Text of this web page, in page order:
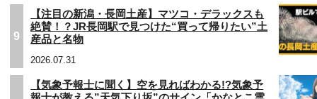
9
【注目の新潟・長岡土産】マツコ・デラックスも
絶賛！？JR長岡駅で見つけた“買って帰りたい”土
産品と名物
2026.07.31
【気象予報士に聞く】空を見ればわかる!?気象予